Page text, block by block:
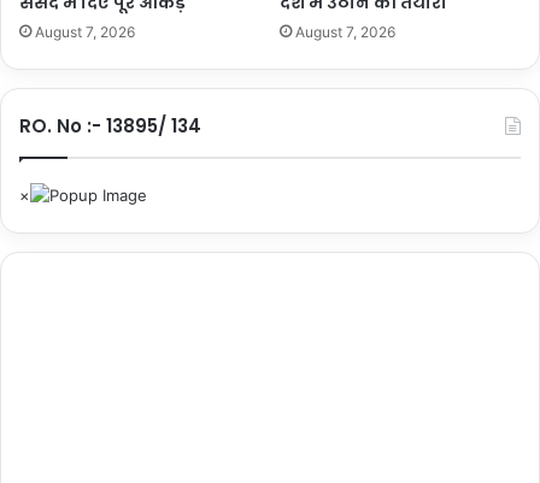
S August 7, 2026 August 7, 2026
RO. No :- 13895/ 134